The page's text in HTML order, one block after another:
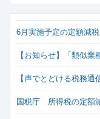
6月実施予定の定額減
【お知らせ】「類似
【声でとどける税務
国税庁 所得税の定額